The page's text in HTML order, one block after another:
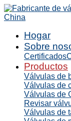
Hogar
Sobre
Certificados
Productos
Válvulas de
Válvulas de
Válvulas de
Revisar
Válvulas de